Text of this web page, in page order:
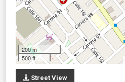
200 m
500 ft
Street View